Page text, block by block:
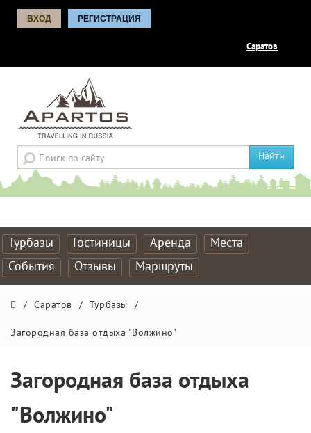
ВХОД РЕГИСТРАЦИЯ
Саратов
Найти
Турбазы Гостиницы Аренда
Места
События
Отзывы Маршруты
/ Саратов / Турбазы /
Загородная база отдыха "Волжино"
Загородная база отдыха
"Волжино"